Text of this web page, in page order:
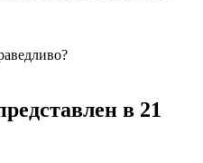
в 21